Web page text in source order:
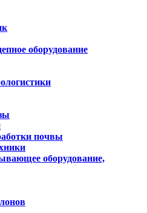
оборудование
почвы
оборудование,